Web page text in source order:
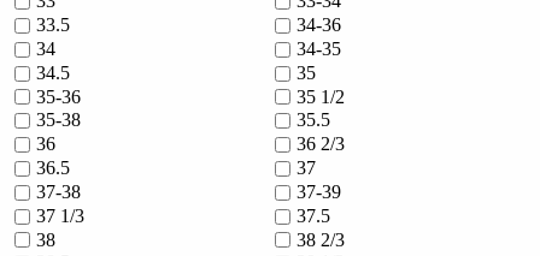
33.5
34-36
34
34-35
34.5
35
35-36
35 1/2
35-38
35.5
36
36 2/3
36.5
37
37-38
37-39
37 1/3
37.5
38
38 2/3